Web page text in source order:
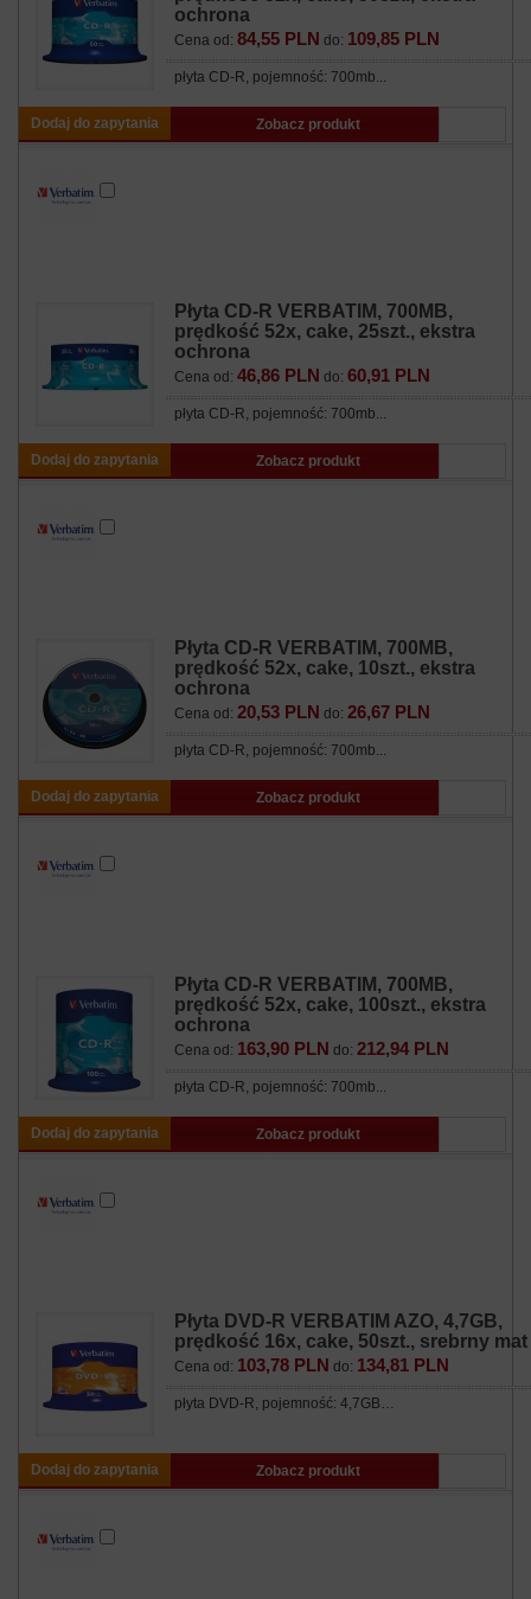
ochrona
Cena od: 84,55 PLN do: 109,85 PLN
płyta CD-R, pojemność: 700mb...
Dodaj do zapytania Zobacz produkt
Płyta CD-R VERBATIM, 700MB,
prędkość 52x, cake, 25szt., ekstra
ochrona
Cena od: 46,86 PLN do: 60,91 PLN
płyta CD-R, pojemność: 700mb...
Dodaj do zapytania Zobacz produkt
Płyta CD-R VERBATIM, 700MB,
prędkość 52x, cake, 10szt., ekstra
ochrona
Cena od: 20,53 PLN do: 26,67 PLN
płyta CD-R, pojemność: 700mb...
Dodaj do zapytania Zobacz produkt
Płyta CD-R VERBATIM, 700MB,
prędkość 52x, cake, 100szt., ekstra
ochrona
Cena od: 163,90 PLN do: 212,94 PLN
płyta CD-R, pojemność: 700mb...
Dodaj do zapytania Zobacz produkt
Płyta DVD-R VERBATIM AZO, 4,7GB,
prędkość 16x, cake, 50szt., srebrny mat
Cena od: 103,78 PLN do: 134,81 PLN
płyta DVD-R, pojemność: 4,7GB…
Dodaj do zapytania Zobacz produkt